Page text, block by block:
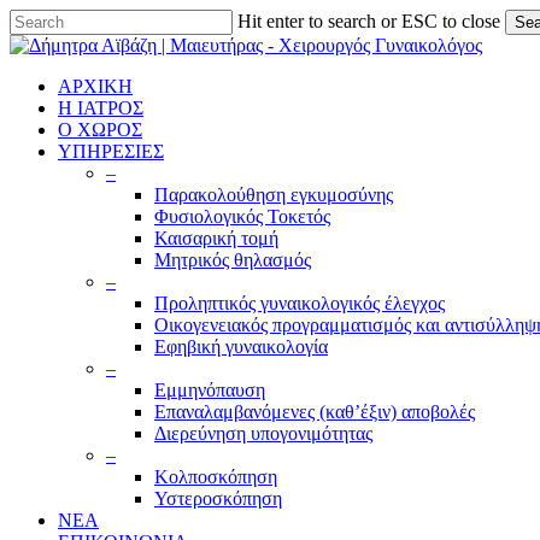
Skip
to
content
Hit enter to search or ESC to close
Close
ΑΡΧΙΚΗ
Η ΙΑΤΡΟΣ
Ο ΧΩΡΟΣ
ΥΠΗΡΕΣΙΕΣ
–
Παρακολούθηση εγκυμοσύνης
Φυσιολογικός Τοκετός
Καισαρική τομή
Μητρικός θηλασμός
–
Προληπτικός γυναικολογικός έλεγχος
Οικογενειακός προγραμματισμός και
Εφηβική γυναικολογία
–
Εμμηνόπαυση
Επαναλαμβανόμενες (καθ’έξιν) αποβολές
Διερεύνηση υπογονιμότητας
–
Κολποσκόπηση
Υστεροσκόπηση
ΝΕΑ